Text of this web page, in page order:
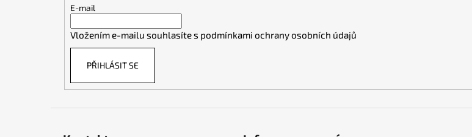
E-mail
Vložením e-mailu souhlasíte s podmínkami ochrany osobních údajů
PŘIHLÁSIT SE